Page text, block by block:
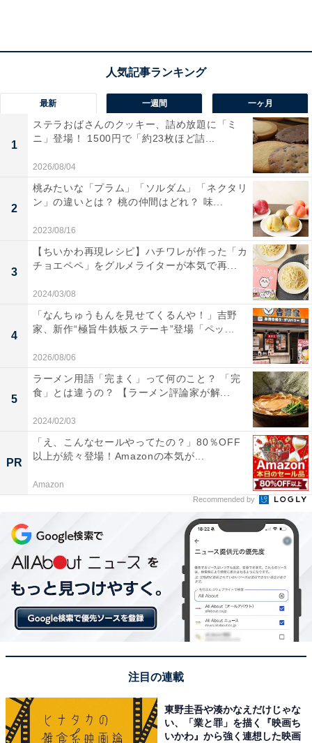
開店告知用のポスター（1994年）
1994年3月6日、世界初となるラーメンのアミューズメン
トパークとしてオープンしたラー博。プロジェクトがス
タートしたのは1990年3月のこと。翌年の5月には新横浜
ラーメン博物館設立準備室が立ち上がり、そこからスタ
ッフが1000軒以上のラーメンを食べ歩き、約3年間かけ
て誘致交渉し、オープンにこぎつけました。
創業時のメンバーは､札幌「すみれ」、喜多方「大安食
堂」、阿佐ヶ谷「げんこつ屋」、環七「野方ホープ」、
目黒「支那そば 勝丸」、横浜「六角家」、博多「一風
堂」、熊本「こむらさき」の8店舗。熊本「こむらさ
き」は、現在も常設店として出店し続けています。
開業前の新横浜の様子。空き地の手前部分がラー博建設場所（提供：奈良建
設）
最新 一週間 一ヶ月
1
ステラおばさんのクッキー、詰め放題に「ミ
ニ」登場！ 1500円で「約23枚ほど詰...
2026/08/04
2
桃みたいな「プラム」「ソルダム」「ネクタリ
ン」の違いとは？ 桃の仲間はどれ？ 味...
2023/08/16
3
【ちいかわ再現レシピ】ハチワレが作った「カ
チョエペペ」をグルメライターが本気で再...
2024/03/08
4
「なんちゅうもんを見せてくるんや！」吉野
家、新作“極旨牛鉄板ステーキ”登場「ペッ...
2026/08/06
5
ラーメン用語「完まく」って何のこと？ 「完
食」とは違うの？ 【ラーメン評論家が解...
2024/02/03
PR
「え、こんなセールやってたの？」80％OFF
以上が続々登場！Amazonの本気が...
Amazon
Recommended by
注目の連載
東野圭吾や湊かなえだけじゃな
い、「業と罪」を描く『映画ち
いかわ』から強く連想した映画